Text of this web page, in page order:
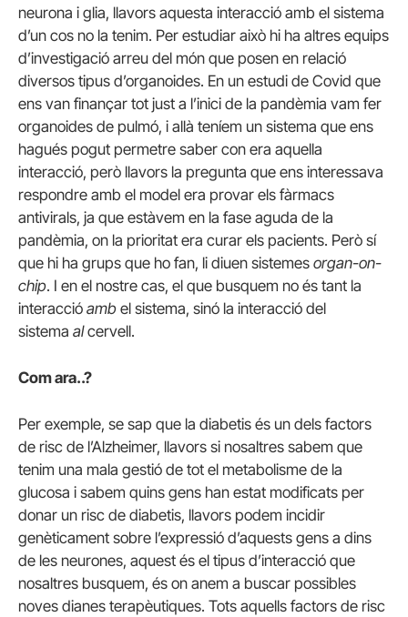
neurona i glia, llavors aquesta interacció amb el sistema
d’un cos no la tenim. Per estudiar això hi ha altres equips
d’investigació arreu del món que posen en relació
diversos tipus d’organoides. En un estudi de Covid que
ens van finançar tot just a l’inici de la pandèmia vam fer
organoides de pulmó, i allà teníem un sistema que ens
hagués pogut permetre saber con era aquella
interacció, però llavors la pregunta que ens interessava
respondre amb el model era provar els fàrmacs
antivirals, ja que estàvem en la fase aguda de la
pandèmia, on la prioritat era curar els pacients. Però sí
que hi ha grups que ho fan, li diuen sistemes organ-on-
chip. I en el nostre cas, el que busquem no és tant la
interacció amb el sistema, sinó la interacció del
sistema alcervell.
Com ara..?
Per exemple, se sap que la diabetis és un dels factors
de risc de l’Alzheimer, llavors si nosaltres sabem que
tenim una mala gestió de tot el metabolisme de la
glucosa i sabem quins gens han estat modificats per
donar un risc de diabetis, llavors podem incidir
genèticament sobre l’expressió d’aquests gens a dins
de les neurones, aquest és el tipus d’interacció que
nosaltres busquem, és on anem a buscar possibles
noves dianes terapèutiques. Tots aquells factors de risc